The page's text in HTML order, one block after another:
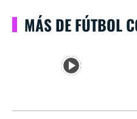
MÁS DE FÚTBOL